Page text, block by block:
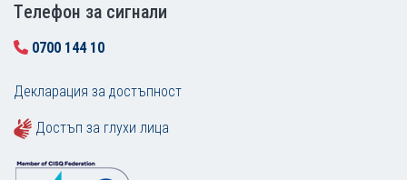
Tелефон за сигнали
0700 144 10
Декларация за достъпност
Достъп за глухи лица